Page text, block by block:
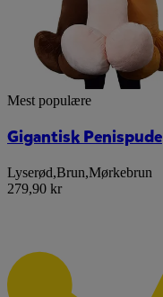
Mest populære
Gigantisk Penispude
Lyserød,Brun,Mørkebrun
279,90 kr